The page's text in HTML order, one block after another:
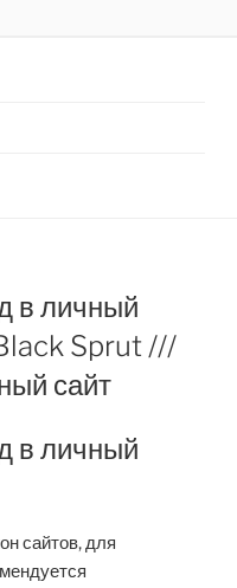
в личный
Sprut ///
сайт
в личный
сайтов, для